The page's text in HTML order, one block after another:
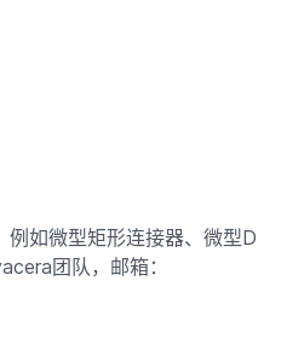
如微型矩形连接器、微型D
团队，邮箱：